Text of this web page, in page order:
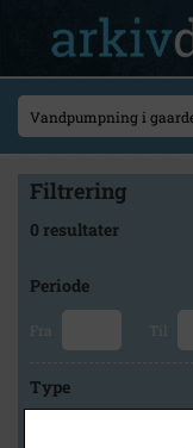
Filtrering
0 resultater
Periode
Fra Til
Type